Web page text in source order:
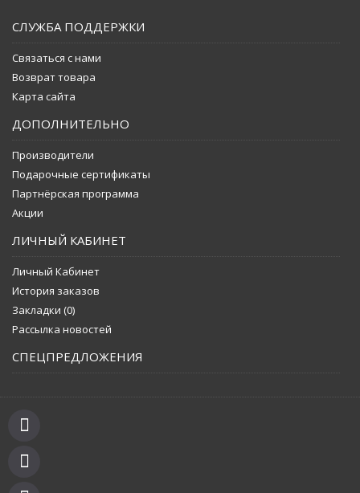
СЛУЖБА ПОДДЕРЖКИ
Связаться с нами
Возврат товара
Карта сайта
ДОПОЛНИТЕЛЬНО
Производители
Подарочные сертификаты
Партнёрская программа
Акции
ЛИЧНЫЙ КАБИНЕТ
Личный Кабинет
История заказов
Закладки (0)
Рассылка новостей
СПЕЦПРЕДЛОЖЕНИЯ